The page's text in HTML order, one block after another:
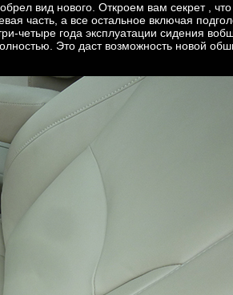
вид нового. Откроем вам секрет , что
часть, а все остальное включая
четыре года эксплуатации сидения
Это даст возможность новой